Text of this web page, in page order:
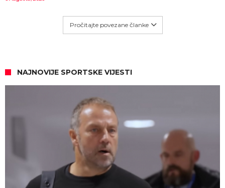
Pročitajte povezane članke
NAJNOVIJE SPORTSKE VIJESTI